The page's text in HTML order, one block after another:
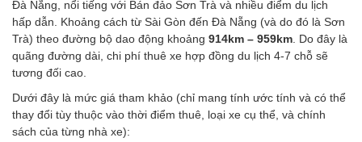
Đà Nẵng, nổi tiếng với Bán đảo Sơn Trà và nhiều điểm du lịch
hấp dẫn. Khoảng cách từ Sài Gòn đến Đà Nẵng (và do đó là Sơn
Trà) theo đường bộ dao động khoảng 914km – 959km . Do đây là
quãng đường dài, chi phí thuê xe hợp đồng du lịch 4-7 chỗ sẽ
tương đối cao.
Dưới đây là mức giá tham khảo (chỉ mang tính ước tính và có thể
thay đổi tùy thuộc vào thời điểm thuê, loại xe cụ thể, và chính
sách của từng nhà xe):